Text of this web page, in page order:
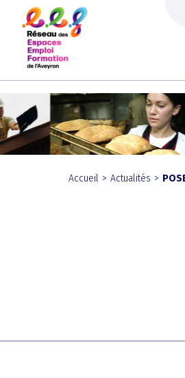
Ce
Skip
to
content
Accueil > Actualités >